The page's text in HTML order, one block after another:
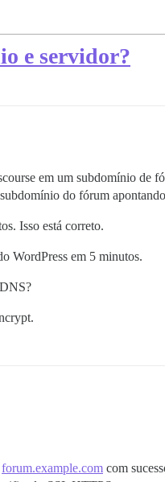
e servidor?
em um subdomínio de
do fórum
Isso está correto.
WordPress em 5 minutos.
forum.example.com com